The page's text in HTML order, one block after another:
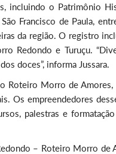
incluindo o Patrimônio
Francisco de Paula,
da região. O registro
Redondo e Turuçu.
doces”, informa Jussara.
Roteiro Morro de
Os empreendedores
palestras e
– Roteiro Morro de